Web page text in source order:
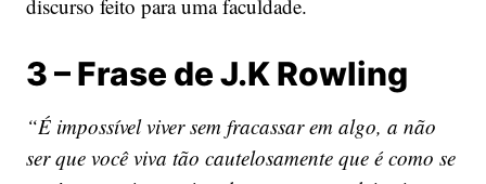
discurso feito para uma faculdade.
3 – Frase de J.K Rowling
“É impossível viver sem fracassar em algo, a não
ser que você viva tão cautelosamente que é como se